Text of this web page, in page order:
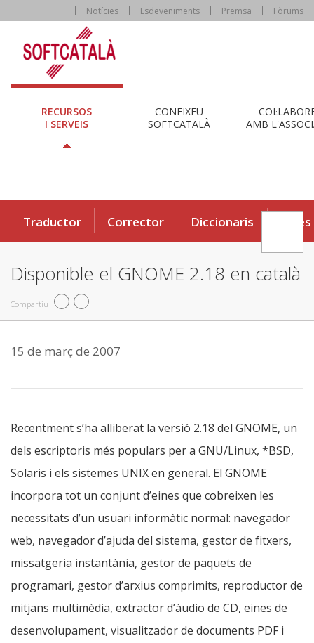
Notícies Esdeveniments Premsa Fòrums
RECURSOS
I SERVEIS
CONEIXEU
SOFTCATALÀ
AMB
Traductor Corrector Diccionaris Eines
Disponible el GNOME 2.18 en català
Compartiu
15 de març de 2007
Recentment s’ha alliberat la versió 2.18 del GNOME, un
dels escriptoris més populars per a GNU/Linux, *BSD,
Solaris i els sistemes UNIX en general. El GNOME
incorpora tot un conjunt d’eines que cobreixen les
necessitats d’un usuari informàtic normal: navegador
web, navegador d’ajuda del sistema, gestor de fitxers,
missatgeria instantània, gestor de paquets de
programari, gestor d’arxius comprimits, reproductor de
mitjans multimèdia, extractor d’àudio de CD, eines de
desenvolupament, visualitzador de documents PDF i